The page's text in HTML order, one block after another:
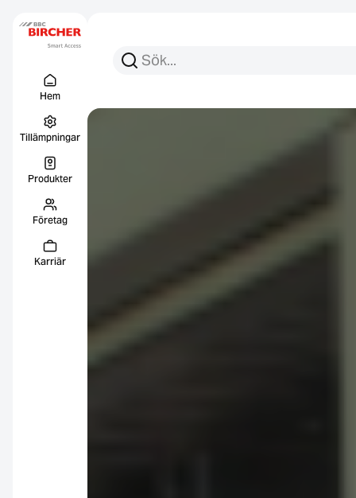
Hem
Tillämpningar
Produkter
Företag
Karriär
Sök efter:
Sök